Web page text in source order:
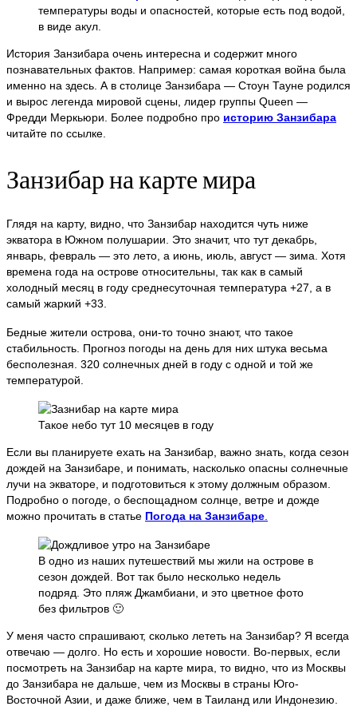
температуры воды и опасностей, которые есть под водой,
в виде акул.
История Занзибара очень интересна и содержит много
познавательных фактов. Например: самая короткая война была
именно на здесь. А в столице Занзибара — Стоун Тауне родился
и вырос легенда мировой сцены, лидер группы Queen —
Фредди Меркьюри. Более подробно про историю Занзибара
читайте по ссылке.
Занзибар на карте мира
Глядя на карту, видно, что Занзибар находится чуть ниже
экватора в Южном полушарии. Это значит, что тут декабрь,
январь, февраль — это лето, а июнь, июль, август — зима. Хотя
времена года на острове относительны, так как в самый
холодный месяц в году среднесуточная температура +27, а в
самый жаркий +33.
Бедные жители острова, они-то точно знают, что такое
стабильность. Прогноз погоды на день для них штука весьма
бесполезная. 320 солнечных дней в году с одной и той же
температурой.
Такое небо тут 10 месяцев в году
Если вы планируете ехать на Занзибар, важно знать, когда сезон
дождей на Занзибаре, и понимать, насколько опасны солнечные
лучи на экваторе, и подготовиться к этому должным образом.
Подробно о погоде, о беспощадном солнце, ветре и дожде
можно прочитать в статье Погода на Занзибаре
В одно из наших путешествий мы жили на острове в
сезон дождей. Вот так было несколько недель
подряд. Это пляж Джамбиани, и это цветное фото
без фильтров 🙂
У меня часто спрашивают, сколько лететь на Занзибар? Я всегда
отвечаю — долго. Но есть и хорошие новости. Во-первых, если
посмотреть на Занзибар на карте мира, то видно, что из Москвы
до Занзибара не дальше, чем из Москвы в страны Юго-
Восточной Азии, и даже ближе, чем в Таиланд или Индонезию.